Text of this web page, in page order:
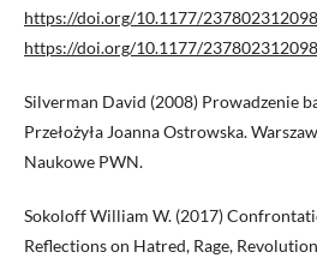
https://doi.org/10.1177/
https://doi.org/10.1177/
Silverman David (2008) Prowadzenie
Przełożyła Joanna Ostrowska.
Naukowe PWN.
Sokoloff William W. (2017)
Reflections on Hatred, Rage,